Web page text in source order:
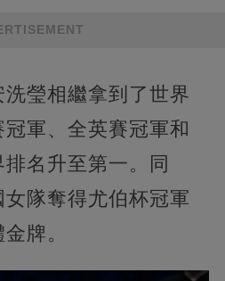
瑩相繼拿到了世界
軍、全英賽冠軍和
名升至第一。同
隊奪得尤伯杯冠軍
牌。